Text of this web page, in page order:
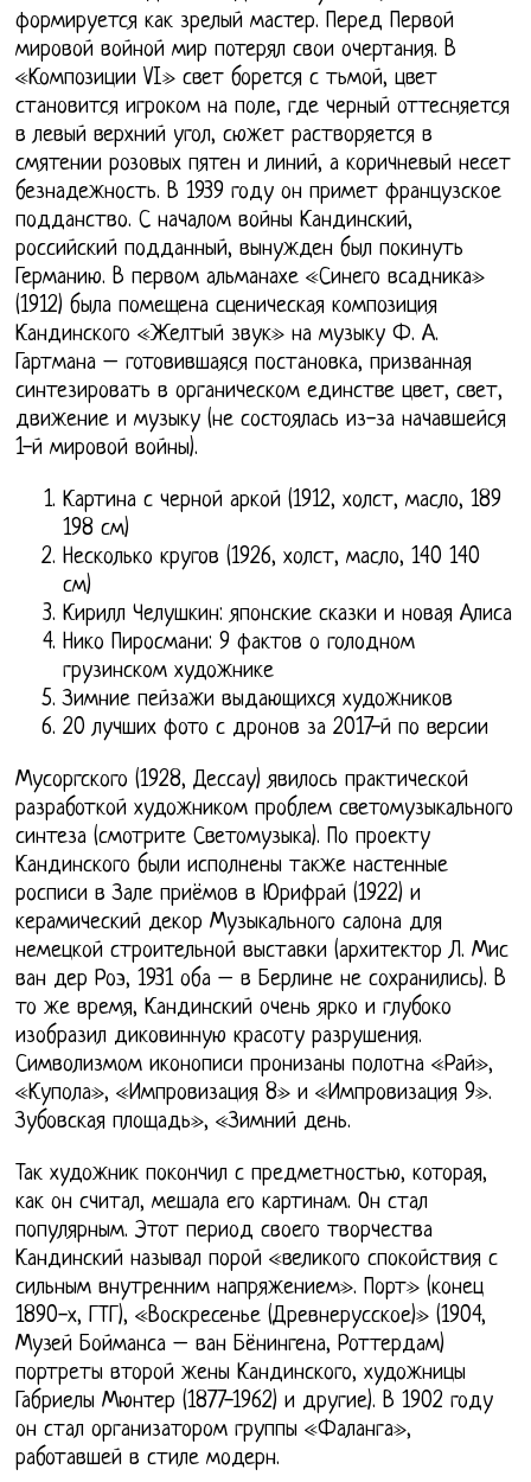
формируется как зрелый мастер. Перед Первой
мировой войной мир потерял свои очертания. В
«Композиции VI» свет борется с тьмой, цвет
становится игроком на поле, где черный оттесняется
в левый верхний угол, сюжет растворяется в
смятении розовых пятен и линий, а коричневый несет
безнадежность. В 1939 году он примет французское
подданство. С началом войны Кандинский,
российский подданный, вынужден был покинуть
Германию. В первом альманахе «Синего всадника»
(1912) была помещена сценическая композиция
Кандинского «Желтый звук» на музыку Ф. А.
Гартмана – готовившаяся постановка, призванная
синтезировать в органическом единстве цвет, свет,
движение и музыку (не состоялась из-за начавшейся
1-й мировой войны).
Картина с черной аркой (1912, холст, масло, 189
198 см)
Несколько кругов (1926, холст, масло, 140 140
см)
Кирилл Челушкин: японские сказки и новая Алиса
Нико Пиросмани: 9 фактов о голодном
грузинском художнике
Зимние пейзажи выдающихся художников
20 лучших фото с дронов за 2017-й по версии
Мусоргского (1928, Дессау) явилось практической
разработкой художником проблем светомузыкального
синтеза (смотрите Светомузыка). По проекту
Кандинского были исполнены также настенные
росписи в Зале приёмов в Юрифрай (1922) и
керамический декор Музыкального салона для
немецкой строительной выставки (архитектор Л. Мис
ван дер Роэ, 1931 оба – в Берлине не сохранились). В
то же время, Кандинский очень ярко и глубоко
изобразил диковинную красоту разрушения.
Символизмом иконописи пронизаны полотна «Рай»,
«Купола», «Импровизация 8» и «Импровизация 9».
Зубовская площадь», «Зимний день.
Так художник покончил с предметностью, которая,
как он считал, мешала его картинам. Он стал
популярным. Этот период своего творчества
Кандинский называл порой «великого спокойствия с
сильным внутренним напряжением». Порт» (конец
1890-х, ГТГ), «Воскресенье (Древнерусское)» (1904,
Музей Бойманса – ван Бёнингена, Роттердам)
портреты второй жены Кандинского, художницы
Габриелы Мюнтер (1877-1962) и другие). В 1902 году
он стал организатором группы «Фаланга»,
работавшей в стиле модерн.